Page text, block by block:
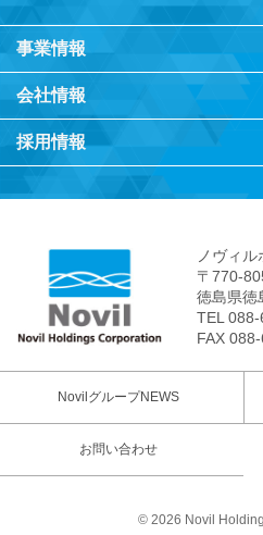
事業情報
会社情報
採用情報
ノヴィ
〒770-
徳島県徳
TEL 088-
FAX
NovilグループNEWS
お問い合わせ
© 2026 Novil